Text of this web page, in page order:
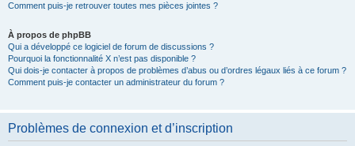
Comment puis-je retrouver toutes mes pièces jointes ?
À propos de phpBB
Qui a développé ce logiciel de forum de discussions ?
Pourquoi la fonctionnalité X n’est pas disponible ?
Qui dois-je contacter à propos de problèmes d’abus ou d’ordres légaux liés à ce forum ?
Comment puis-je contacter un administrateur du forum ?
Problèmes de connexion et d’inscription